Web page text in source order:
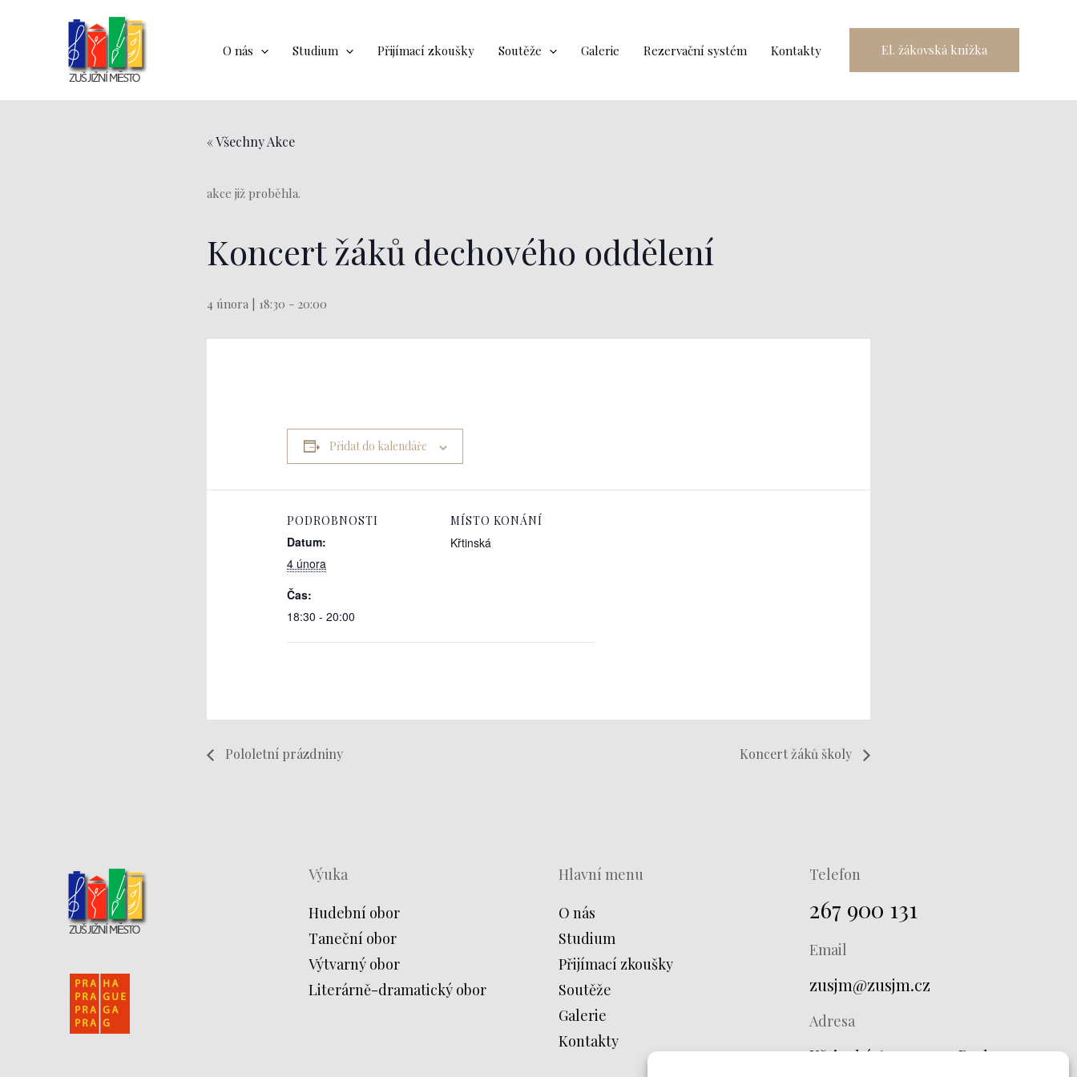
O nás Studium Přijímací zkoušky Soutěže Galerie Rezervační systém Kontakty El. žákovská knížka
« Všechny Akce
akce již proběhla.
Koncert žáků dechového oddělení
4 února | 18:30 - 20:00
Přidat do kalendáře
PODROBNOSTI
Datum:
4 února
Čas:
18:30 - 20:00
MÍSTO KONÁNÍ
Křtinská
Pololetní prázdniny Koncert žáků školy
Výuka
Hudební obor
Taneční obor
Výtvarný obor
Literárně-dramatický obor
Hlavní menu
O nás
Studium
Přijímací zkoušky
Soutěže
Galerie
Kontakty
Telefon
267 900 131
Email
zusjm@zusjm.cz
Adresa
Křtinská 673, 149 00 Praha 4